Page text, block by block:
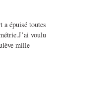
épuisé toutes
voulu
mille